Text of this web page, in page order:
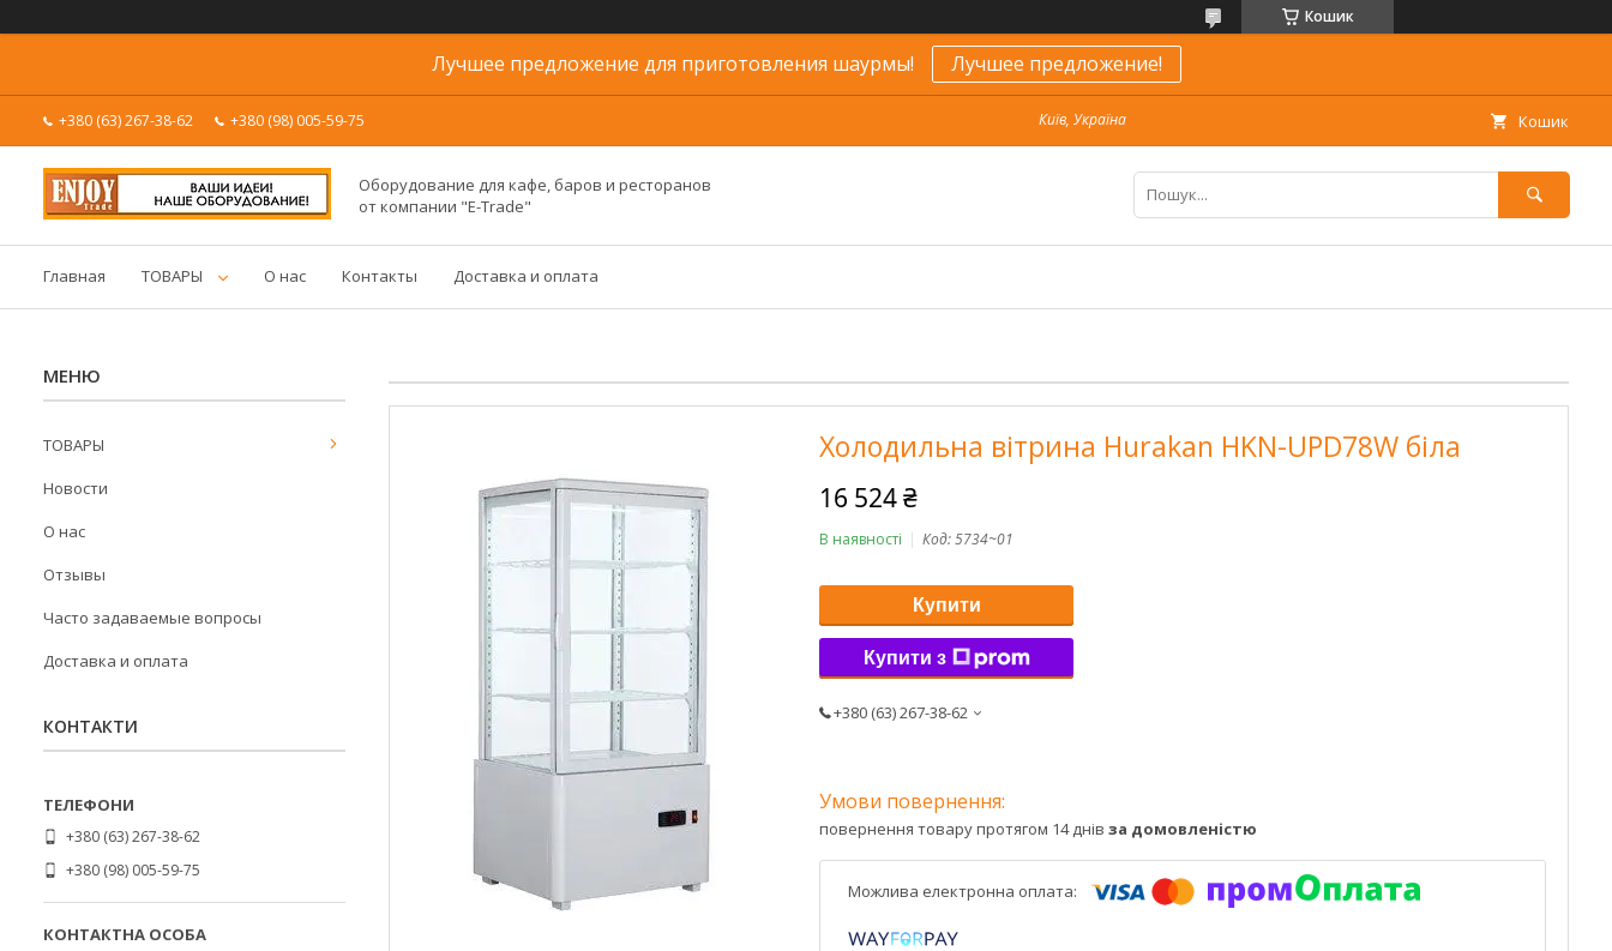
Кошик
Лучшее предложение для приготовления шаурмы! Лучшее предложение!
+380 (63) 267-38-62 +380 (98) 005-59-75 Київ, Україна Кошик
Оборудование для кафе, баров и ресторанов
от компании "E-Trade"
Главная ТОВАРЫ О нас Контакты Доставка и оплата
Холодильна вітрина Hurakan HKN-UPD78W біла
16 524 ₴
В наявності Код:5734~01
Купити
Купити з
+380 (63) 267-38-62
повернення товару протягом 14 днів за домовленістю
ТОВАРЫ
Новости
О нас
Отзывы
Часто задаваемые вопросы
Доставка и оплата
КОНТАКТИ
+380 (63) 267-38-62
+380 (98) 005-59-75